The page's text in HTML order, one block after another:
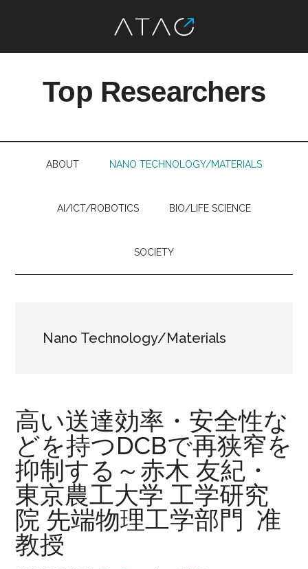
Top Researchers
ABOUT NANO TECHNOLOGY/MATERIALS
AI/ICT/ROBOTICS BIO/LIFE SCIENCE
SOCIETY
Nano Technology/Materials
高い送達効率・安全性な
どを持つDCBで再狭窄を
抑制する～赤木 友紀・
東京農工大学 工学研究
院 先端物理工学部門 准
教授